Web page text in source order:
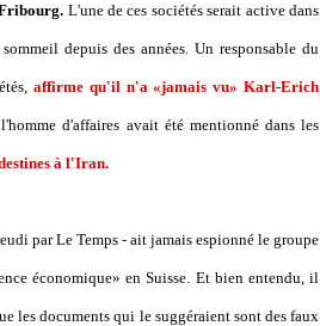
L'une de ces sociétés serait active dans
depuis des années. Un responsable du
affirme qu'il n'a «jamais vu» Karl-Erich
d'affaires avait été mentionné dans les
à l'Iran.
par Le Temps - ait jamais espionné le groupe
économique» en Suisse. Et bien entendu, il
les documents qui le suggéraient sont des faux